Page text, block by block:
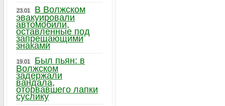
23.01
В Волжском
эвакуировали
автомобили,
оставленные под
запрещающими
знаками
19.01
Был пьян: в
Волжском
задержали
вандала,
оторвавшего лапки
суслику